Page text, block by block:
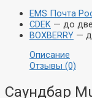
EMS Почта
CDEK — до
BOXBERRY —
Описание
Отзывы (0)
Саундбар